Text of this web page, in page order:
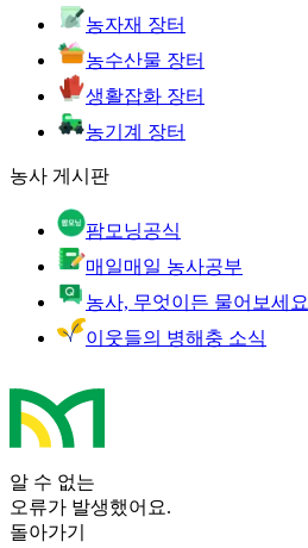
농자재 장터
농수산물 장터
생활잡화 장터
농기계 장터
농사 게시판
팜모닝공식
매일매일 농사공부
농사, 무엇이든 물어보세요
이웃들의 병해충 소식
알 수 없는
오류가 발생했어요.
돌아가기